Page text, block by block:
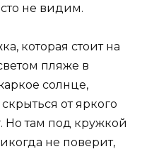
не видим.
которая стоит на
пляже в
солнце,
от яркого
Но там под кружкой
не поверит,